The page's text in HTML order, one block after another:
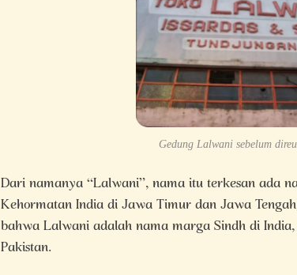
Gedung Lalwani sebelum
Dari namanya “Lalwani”, nama itu terkesan ada
Kehormatan India di Jawa Timur dan Jawa
bahwa Lalwani adalah nama marga Sindh di
Pakistan.